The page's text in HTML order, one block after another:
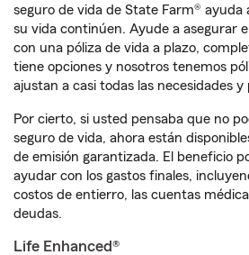
seguro de vida de State Farm® ayuda
su vida continúen. Ayude a asegurar
con una póliza de vida a plazo,
tiene opciones y nosotros tenemos
ajustan a casi todas las necesidades y
Por cierto, si usted pensaba que no
seguro de vida, ahora están
de emisión garantizada. El beneficio
ayudar con los gastos finales,
costos de entierro, las cuentas
deudas.
Life Enhanced®